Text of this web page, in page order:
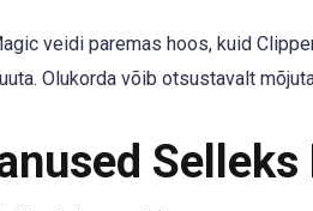
veidi paremas hoos, kuid
Olukorda võib otsustavalt